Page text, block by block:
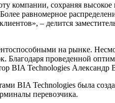
компании, сохраняя
равномерное
– делится
на рынке.
Благодаря проведенной
BIA Technologies Александр
BIA Technologies была
перевозчика.